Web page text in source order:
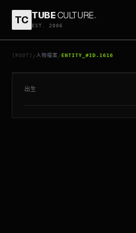
TC TUBECULTURE.
EST. 2006
[ROOT] / 人物檔案 /ENTITY_#ID.1616
// ENTITY_#ID.1616
MENA SUVARI
出生